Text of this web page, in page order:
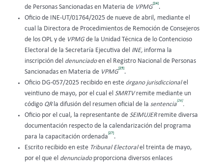
de Personas Sancionadas en Materia de VPMG
[24]
.
Oficio de INE-UT/01764/2025 de nueve de abril, mediante el
cual la Directora de Procedimientos de Remoción de Consejeros
de los OPL y de VPMGde la Unidad Técnica de lo Contencioso
Electoral de la Secretaría Ejecutiva del INE, informa la
inscripción del denunciadoen el Registro Nacional de Personas
Sancionadas en Materia de VPMG
[25]
.
Oficio DG-057/2025 recibido en este órgano jurisdiccionalel
veintiuno de mayo, por el cual el SMRTVremite mediante un
código QR la difusión del resumen oficial de la sentencia
[26]
.
Oficio por el cual, la representante de SEIMUJERremite diversa
documentación respecto de la calendarización del programa
para la capacitación ordenada
[27]
.
Escrito recibido en este Tribunal Electoralel treinta de mayo,
por el que el denunciado proporciona diversos enlaces